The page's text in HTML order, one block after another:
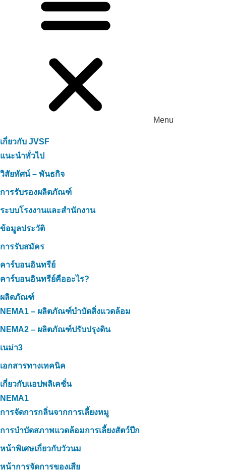
Menu
เกี่ยวกับ JVSF
แนะนำทั่วไป
วิสัยทัศน์ – พันธกิจ
การรับรองผลิตภัณฑ์
ระบบโรงงานและสำนักงาน
ข้อมูลประวัติ
การรับสมัคร
คาร์บอนอินทรีย์
คาร์บอนอินทรีย์คืออะไร?
ผลิตภัณฑ์
NEMA1 – ผลิตภัณฑ์บำบัดสิ่งแวดล้อม
NEMA2 – ผลิตภัณฑ์ปรับปรุงดิน
เนม่า3
เอกสารทางเทคนิค
เกี่ยวกับแอปพลิเคชั่น
NEMA1
การจัดการกลิ่นจากการเลี้ยงหมู
การบำบัดสภาพแวดล้อมการเลี้ยงสัตว์ปีก
หน้าพิเศษเกี่ยวกับวัวนม
หน้าการจัดการของเสีย